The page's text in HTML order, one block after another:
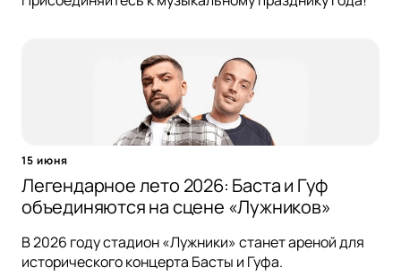
15 июня
Легендарное лето 2026: Баста и Гуф
объединяются на сцене «Лужников»
В 2026 году стадион «Лужники» станет ареной для
исторического концерта Басты и Гуфа.